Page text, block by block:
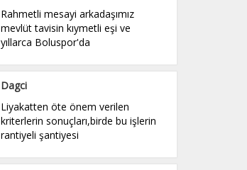
Rahmetli mesayi arkadaşımız
mevlüt tavisin kıymetli eşi ve
yıllarca Boluspor'da
Dagci
Liyakatten öte önem verilen
kriterlerin sonuçları,birde bu işlerin
rantiyeli şantiyesi